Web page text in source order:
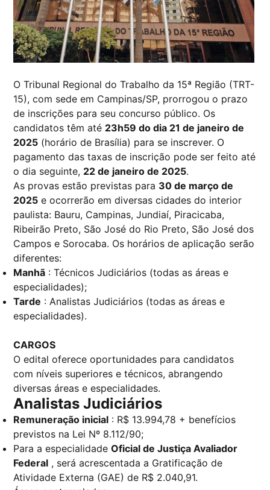
O Tribunal Regional do Trabalho da 15ª Região (TRT-
15), com sede em Campinas/SP, prorrogou o prazo
de inscrições para seu concurso público. Os
candidatos têm até 23h59 do dia 21 de janeiro de
2025 (horário de Brasília) para se inscrever. O
pagamento das taxas de inscrição pode ser feito até
o dia seguinte, 22 de janeiro de 2025.
As provas estão previstas para 30 de março de
2025 e ocorrerão em diversas cidades do interior
paulista: Bauru, Campinas, Jundiaí, Piracicaba,
Ribeirão Preto, São José do Rio Preto, São José dos
Campos e Sorocaba. Os horários de aplicação serão
diferentes:
Manhã : Técnicos Judiciários (todas as áreas e
especialidades);
Tarde : Analistas Judiciários (todas as áreas e
especialidades).
CARGOS
O edital oferece oportunidades para candidatos
com níveis superiores e técnicos, abrangendo
diversas áreas e especialidades.
Analistas Judiciários
Remuneração inicial : R$ 13.994,78 + benefícios
previstos na Lei Nº 8.112/90;
Para a especialidadeOficial de Justiça Avaliador
Federal , será acrescentada a Gratificação de
Atividade Externa (GAE) de R$ 2.040,91.